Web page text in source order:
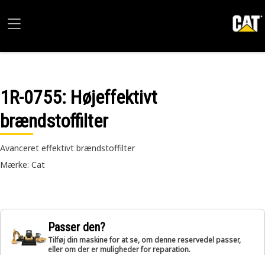
1R-0755: Højeffektivt
brændstoffilter
Avanceret effektivt brændstoffilter
Mærke: Cat
Passer den?
Tilføj din maskine for at se, om denne reservedel passer,
eller om der er muligheder for reparation.